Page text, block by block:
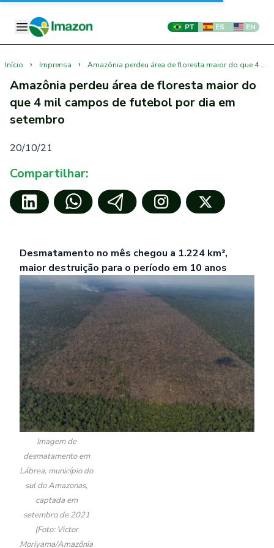
PT ES EN
Início › Imprensa › Amazônia perdeu área de floresta maior do que 4 mil campos de futebol por dia em setembro
Amazônia perdeu área de floresta maior do
que 4 mil campos de futebol por dia em
setembro
20/10/21
Compartilhar:
Desmatamento no mês chegou a 1.224 km²,
maior destruição para o período em 10 anos
Imagem de
desmatamento em
Lábrea, município do
sul do Amazonas,
captada em
setembro de 2021
(Foto: Victor
Moriyama/Amazônia